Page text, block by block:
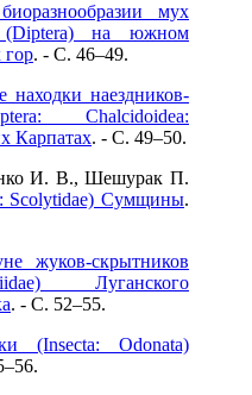
мух
(Diptera) на южном
гор. - C. 46–49.
находки наездников-
Chalcidoidea:
Карпатах. - C. 49–50.
И. В., Шешурак П.
Scolytidae) Сумщины.
жуков-скрытников
Луганского
. - C. 52–55.
(Insecta: Odonata)